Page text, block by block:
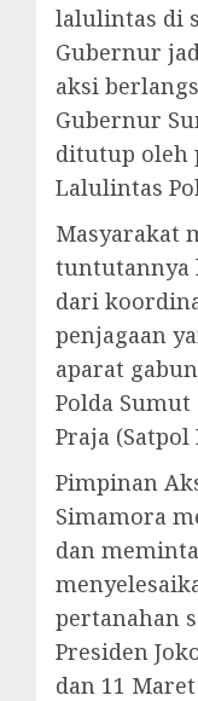
lalulintas di
Gubernur
aksi
Gubernur
ditutup oleh
Lalulintas
Masyarakat
tuntutannya
dari
penjagaan
aparat
Polda Sumut
Praja (Satpol
Pimpinan
Simamora
dan
pertanahan
Presiden
dan 11 Maret